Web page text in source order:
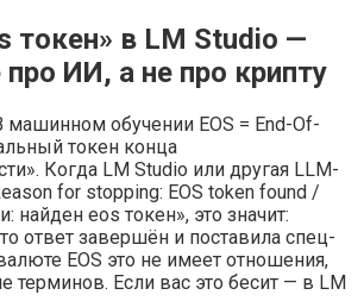
токен» в LM Studio —
ИИ, а не про крипту
машинном обучении EOS = End-Of-
токен конца
Когда LM Studio или другая LLM-
for stopping: EOS token found /
найден eos токен», это значит:
ответ завершён и поставила спец-
EOS это не имеет отношения,
терминов. Если вас это бесит — в LM